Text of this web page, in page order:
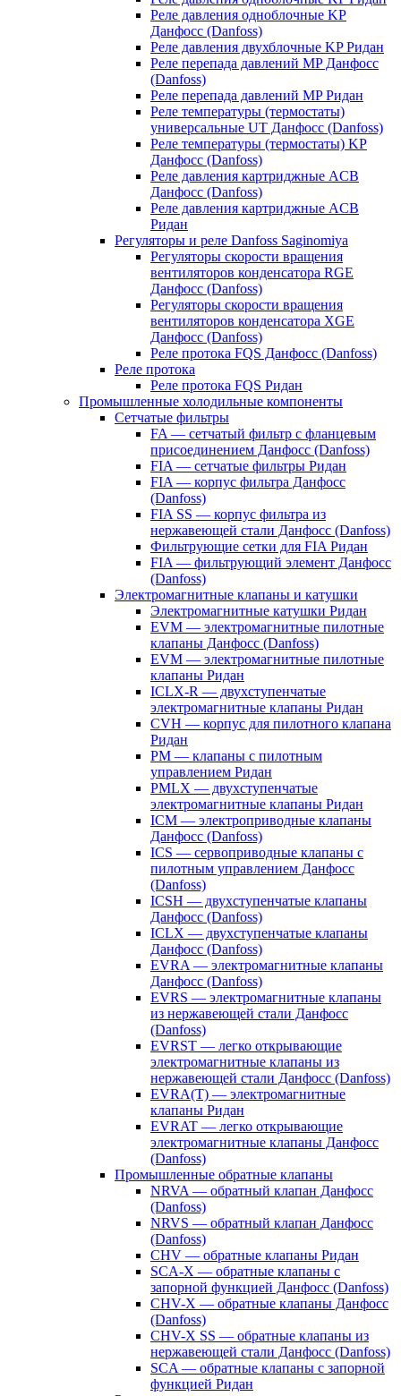
Реле давления одноблочные KP
Данфосс (Danfoss)
Реле давления двухблочные KP Ридан
Реле перепада давлений MP Данфосс
(Danfoss)
Реле перепада давлений MP Ридан
Реле температуры (термостаты)
универсальные UT Данфосс (Danfoss)
Реле температуры (термостаты) KP
Данфосс (Danfoss)
Реле давления картриджные ACB
Данфосс (Danfoss)
Реле давления картриджные ACB
Ридан
Регуляторы и реле Danfoss Saginomiya
Регуляторы скорости вращения
вентиляторов конденсатора RGE
Данфосс (Danfoss)
Регуляторы скорости вращения
вентиляторов конденсатора XGE
Данфосс (Danfoss)
Реле протока FQS Данфосс (Danfoss)
Реле протока
Реле протока FQS Ридан
Промышленные холодильные компоненты
Сетчатые фильтры
FA — сетчатый фильтр с фланцевым
присоединением Данфосс (Danfoss)
FIA — сетчатые фильтры Ридан
FIA — корпус фильтра Данфосс
(Danfoss)
FIA SS — корпус фильтра из
нержавеющей стали Данфосс (Danfoss)
Фильтрующие сетки для FIA Ридан
FIA — фильтрующий элемент Данфосс
(Danfoss)
Электромагнитные клапаны и катушки
Электромагнитные катушки Ридан
EVM — электромагнитные пилотные
клапаны Данфосс (Danfoss)
EVM — электромагнитные пилотные
клапаны Ридан
ICLX-R — двухступенчатые
электромагнитные клапаны Ридан
CVH — корпус для пилотного клапана
Ридан
PM — клапаны с пилотным
управлением Ридан
PMLX — двухступенчатые
электромагнитные клапаны Ридан
ICM — электроприводные клапаны
Данфосс (Danfoss)
ICS — сервоприводные клапаны с
пилотным управлением Данфосс
(Danfoss)
ICSH — двухступенчатые клапаны
Данфосс (Danfoss)
ICLX — двухступенчатые клапаны
Данфосс (Danfoss)
EVRA — электромагнитные клапаны
Данфосс (Danfoss)
EVRS — электромагнитные клапаны
из нержавеющей стали Данфосс
(Danfoss)
EVRST — легко открывающие
электромагнитные клапаны из
нержавеющей стали Данфосс (Danfoss)
EVRA(T) — электромагнитные
клапаны Ридан
EVRAT — легко открывающие
электромагнитные клапаны Данфосс
(Danfoss)
Промышленные обратные клапаны
NRVA — обратный клапан Данфосс
(Danfoss)
NRVS — обратный клапан Данфосс
(Danfoss)
CHV — обратные клапаны Ридан
SCA-X — обратные клапаны с
запорной функцией Данфосс (Danfoss)
CHV-X — обратные клапаны Данфосс
(Danfoss)
CHV-X SS — обратные клапаны из
нержавеющей стали Данфосс (Danfoss)
SCA — обратные клапаны с запорной
функцией Ридан